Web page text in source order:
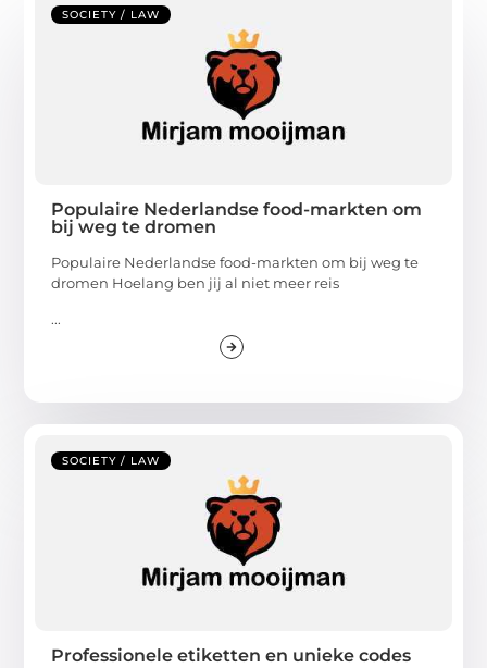
SOCIETY / LAW
Populaire Nederlandse food-markten om
bij weg te dromen
Populaire Nederlandse food-markten om bij weg te
dromen Hoelang ben jij al niet meer reis
...
SOCIETY / LAW
Professionele etiketten en unieke codes